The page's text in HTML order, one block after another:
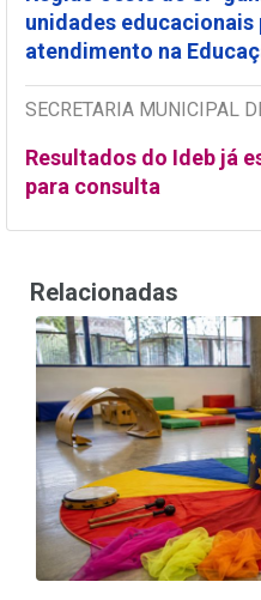
unidades educacionais
atendimento na
SECRETARIA MUNICIPAL
Resultados do Ideb já
para consulta
Relacionadas